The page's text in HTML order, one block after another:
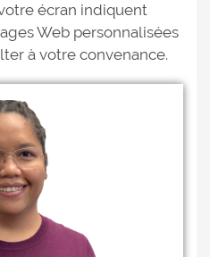
écran indiquent
Web personnalisées
à votre convenance.